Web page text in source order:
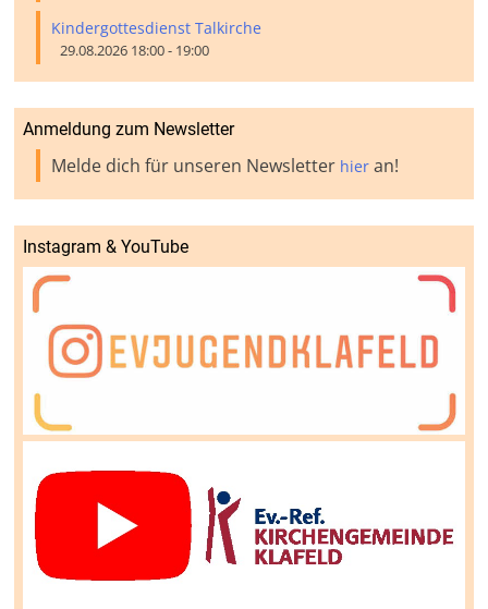
Kindergottesdienst Talkirche
29.08.2026 18:00 - 19:00
Anmeldung zum Newsletter
Melde dich für unseren Newsletter hier an!
Instagram & YouTube